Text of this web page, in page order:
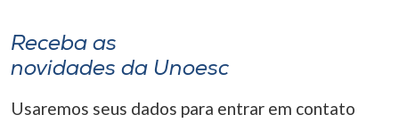
A-
Receba as
novidades da Unoesc
Usaremos seus dados para entrar em contato